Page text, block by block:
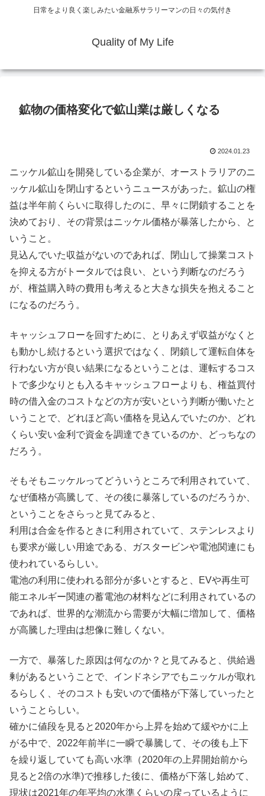
日常をより良く楽しみたい金融系サラリーマンの日々の気付き
Quality of My Life
鉱物の価格変化で鉱山業は厳しくなる
2024.01.23
ニッケル鉱山を開発している企業が、オーストラリアのニ
ッケル鉱山を閉山するというニュースがあった。鉱山の権
益は半年前くらいに取得したのに、早々に閉鎖することを
決めており、その背景はニッケル価格が暴落したから、と
いうこと。
見込んでいた収益がないのであれば、閉山して操業コスト
を抑える方がトータルでは良い、という判断なのだろう
が、権益購入時の費用も考えると大きな損失を抱えること
になるのだろう。
キャッシュフローを回すために、とりあえず収益がなくと
も動かし続けるという選択ではなく、閉鎖して運転自体を
行わない方が良い結果になるということは、運転するコス
トで多少なりとも入るキャッシュフローよりも、権益買付
時の借入金のコストなどの方が安いという判断が働いたと
いうことで、どれほど高い価格を見込んでいたのか、どれ
くらい安い金利で資金を調達できているのか、どっちなの
だろう。
そもそもニッケルってどういうところで利用されていて、
なぜ価格が高騰して、その後に暴落しているのだろうか、
ということをさらっと見てみると、
利用は合金を作るときに利用されていて、ステンレスより
も要求が厳しい用途である、ガスタービンや電池関連にも
使われているらしい。
電池の利用に使われる部分が多いとすると、EVや再生可
能エネルギー関連の蓄電池の材料などに利用されているの
であれば、世界的な潮流から需要が大幅に増加して、価格
が高騰した理由は想像に難しくない。
一方で、暴落した原因は何なのか？と見てみると、供給過
剰があるということで、インドネシアでもニッケルが取れ
るらしく、そのコストも安いので価格が下落していったと
いうことらしい。
確かに値段を見ると2020年から上昇を始めて緩やかに上
がる中で、2022年前半に一瞬で暴騰して、その後も上下
を繰り返していても高い水準（2020年の上昇開始前から
見ると2倍の水準)で推移した後に、価格が下落し始めて、
現状は2021年の年平均の水準くらいの戻っているように